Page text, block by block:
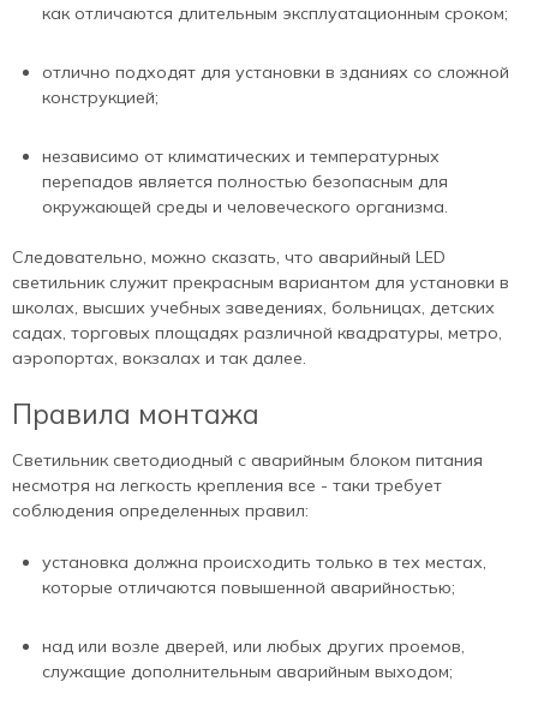
как отличаются длительным эксплуатационным сроком;
отлично подходят для установки в зданиях со сложной
конструкцией;
независимо от климатических и температурных
перепадов является полностью безопасным для
окружающей среды и человеческого организма.
Следовательно, можно сказать, что аварийный LED
светильник служит прекрасным вариантом для установки в
школах, высших учебных заведениях, больницах, детских
садах, торговых площадях различной квадратуры, метро,
аэропортах, вокзалах и так далее.
Правила монтажа
Светильник светодиодный с аварийным блоком питания
несмотря на легкость крепления все - таки требует
соблюдения определенных правил:
установка должна происходить только в тех местах,
которые отличаются повышенной аварийностью;
над или возле дверей, или любых других проемов,
служащие дополнительным аварийным выходом;